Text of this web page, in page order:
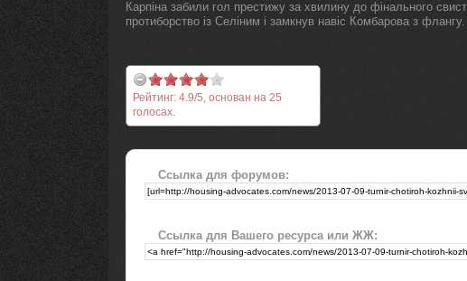
Карпіна забили гол престижу за хвилину до фінального
протиборство із Селіним і замкнув навіс Комбарова з флангу.
Рейтинг: 4.9/5, основан на 25
голосах.
Ссылка для форумов:
Ссылка для Вашего ресурса или ЖЖ: